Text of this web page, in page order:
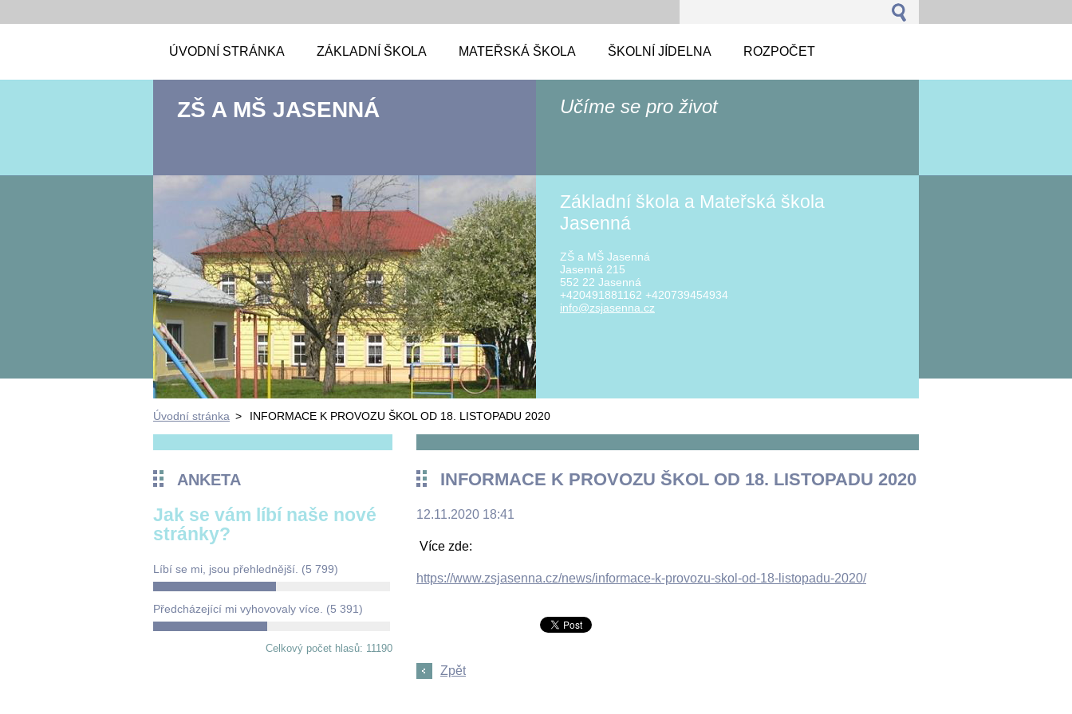
ÚVODNÍ STRÁNKA ZÁKLADNÍ ŠKOLA MATEŘSKÁ ŠKOLA ŠKOLNÍ JÍDELNA ROZPOČET
ZŠ A MŠ JASENNÁ Učíme se pro život
Základní škola a Mateřská škola
Jasenná
ZŠ a MŠ Jasenná
Jasenná 215
552 22 Jasenná
+420491881162 +420739454934
info@zsjasenna.cz
Úvodní stránka > INFORMACE K PROVOZU ŠKOL OD 18. LISTOPADU 2020
ANKETA
Jak se vám líbí naše nové
stránky?
Líbí se mi, jsou přehlednější. (5 799)
Předcházející mi vyhovovaly více. (5 391)
Celkový počet hlasů: 11190
INFORMACE K PROVOZU ŠKOL OD 18. LISTOPADU 2020
12.11.2020 18:41
Více zde:
https://www.zsjasenna.cz/news/informace-k-provozu-skol-od-18-listopadu-2020/
Zpět